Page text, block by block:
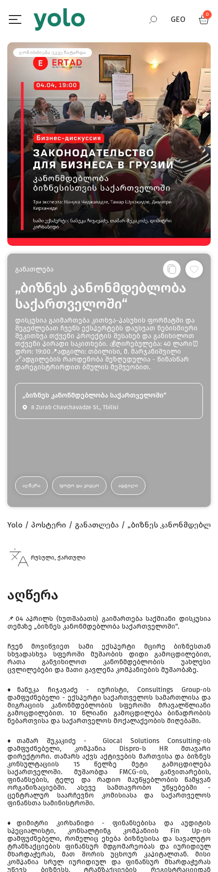
GEO
ENG
0
ᲦᲝᲜᲘᲡᲫᲘᲔᲑᲐ ᲣᲙᲕᲔ ᲩᲐᲢᲐᲠᲓᲐ
განათლება
„ბიზნეს კანონმდებლობა
საქართველოში“
დისკუსია გაიმართება კითხვა-პასუხის ფორმატში და
შეგეძლებათ ჩვენს ექსპერტებს დაუსვათ ნებისმიერი
შეკითხვა თქვენი პროექტის შესახებ და განიხილოთ
თქვენი პირადი საკითხები. 💰ღირებულება: 40 ლარი⏰
დრო: 19:00📍ადგილი: თბილისი, მ. მარჯანიშვილი
🔗ადგილების რაოდენობა შეზღუდულია - წინასწარ
დარეგისტრირდით ბმულის მეშვეობით.
„ბიზნეს კანონმდებლობა საქართველოში“
8 Zurab Chavchavadze St., Tbilisi
ᲐᲦᲬᲔᲠᲐ ᲤᲝᲢᲝ ᲓᲐ ᲕᲘᲓᲔᲝ ᲐᲓᲒᲘᲚᲘ
Yolo პოსტერი განათლება „ბიზნეს
რუსული, ქართული
აღწერა
📌04 აპრილს (ხუთშაბათს) გაიმართება საქმიანი დისკუსია
თემაზე „ბიზნეს კანონმდებლობა საქართველოში“.
ჩვენ მოვიწვიეთ სამი ექსპერტი მცირე ბიზნესთან
სხვადასხვა სფეროში მუშაობის დიდი გამოცდილებით,
რათა განვიხილოთ კანონმდებლობის უახლესი
ცვლილებები და მათი გავლენა კომპანიების მუშაობაზე.
♦️ნანუკა ჩიჯავაძე - იურისტი, Consultings Group-ის
დამფუძნებელი - ექსპერტი საქართველოს სამართლისა და
მიგრაციის კანონმდებლობის სფეროში მრავალწლიანი
გამოცდილებით. 10 წლიანი გამოცდილება ბინადრობის
ნებართვისა და საქართველოს მოქალაქეობის მიღებაში.
♦️თამარ შუკაკიძე - Glocal Solutions Consulting-ის
დამფუძნებელი, კომპანია Dispro-ს HR მთავარი
დირექტორი. თამარს აქვს აქტივების მართვისა და ბიზნეს
კონსულტაციის 15 წელზე მეტი გამოცდილება
საქართველოში. მუშაობდა FMCG-ის, განვითარების,
ფინანსების, ტელე და რადიო მაუწყებლობის წამყვან
ორგანიზაციებში. ასევე სამთავრობო უწყებებში -
ცენტრალურ საარჩევნო კომისიასა და საქართველოს
ფინანსთა სამინისტროში.
♦️დიმიტრი კირხანიდი - ფინანსებისა და აუდიტის
სპეციალისტი, კონსალტინგ კომპანიის Fin Up-ის
დამფუძნებელი, რომელიც ეხება ბიზნესისა და სავალუტო
ტრანზაქციების ფინანსურ მდგომარეობას და იურიდიულ
მხარდაჭერას, მათ შორის უცხოურ კაპიტალთან. მისი
კომპანია სრულ იურიდიულ და ფინანსურ მხარდაჭერას
უწევს ბიზნესს, ტრანზაქციების რეგისტრაციიდან